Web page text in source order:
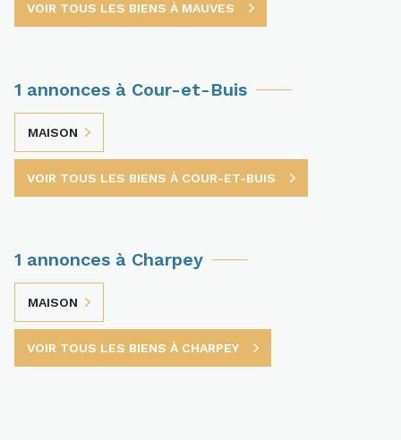
VOIR TOUS LES BIENS À MAUVES
1 annonces à Cour-et-Buis
MAISON
VOIR TOUS LES BIENS À COUR-ET-BUIS
1 annonces à Charpey
MAISON
VOIR TOUS LES BIENS À CHARPEY